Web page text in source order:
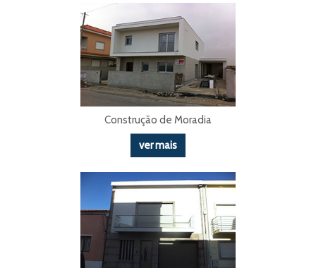
Construção de Moradia
ver mais